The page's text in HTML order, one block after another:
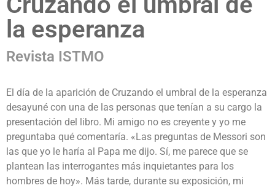
la esperanza
Revista ISTMO
El día de la aparición de Cruzando el umbral de la esperanza
desayuné con una de las personas que tenían a su cargo la
presentación del libro. Mi amigo no es creyente y yo me
preguntaba qué comentaría. «Las preguntas de Messori son
las que yo le haría al Papa me dijo. Sí, me parece que se
plantean las interrogantes más inquietantes para los
hombres de hoy». Más tarde, durante su exposición, mi